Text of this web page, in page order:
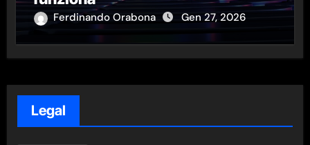
Ferdinando Orabona Gen 27, 2026
Legal